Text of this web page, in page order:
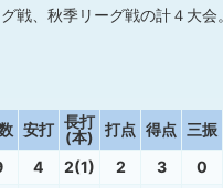
戦、秋季リーグ戦の計４大会。
安打 長打
(本)
打点 得点 三振
4 2(1) 2 3 0